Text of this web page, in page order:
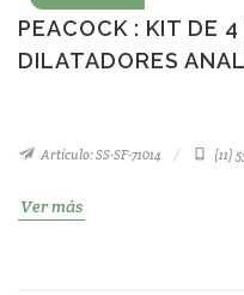
PEACOCK : KIT DE
DILATADORES
Artículo: SS-SF-71014 (11)
Ver más